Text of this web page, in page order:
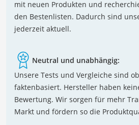
mit neuen Produkten und
den Bestenlisten. Dadurch sind
jederzeit aktuell.
Neutral und unabhängig:
Unsere Tests und Vergleiche sind
faktenbasiert. Hersteller haben
Bewertung. Wir sorgen für mehr
Markt und fördern so die